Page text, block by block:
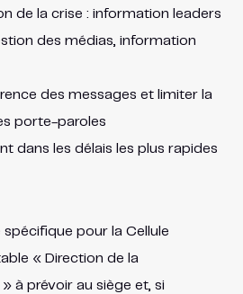
de la crise : information leaders
des médias, information
des messages et limiter la
porte-paroles
dans les délais les plus rapides
spécifique pour la Cellule
« Direction de la
à prévoir au siège et, si